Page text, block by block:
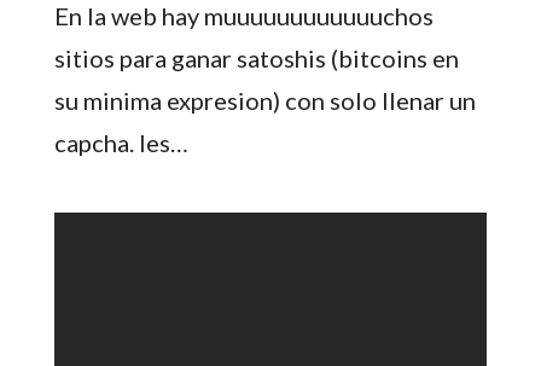
En la web hay muuuuuuuuuuuuchos
sitios para ganar satoshis (bitcoins en
su minima expresion) con solo llenar un
capcha. les…